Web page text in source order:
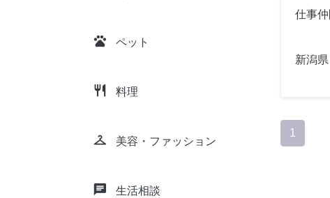
pets ペット
restaurant 料理
checkroom 美容・ファッション
chat 生活相談
仕事
新潟県
1